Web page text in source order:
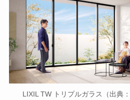
LIXIL TW トリプルガラス（出典：